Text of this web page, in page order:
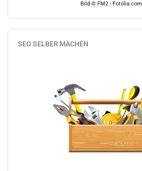
Bild © FM2 - Fotolia.com
SEO SELBER MACHEN